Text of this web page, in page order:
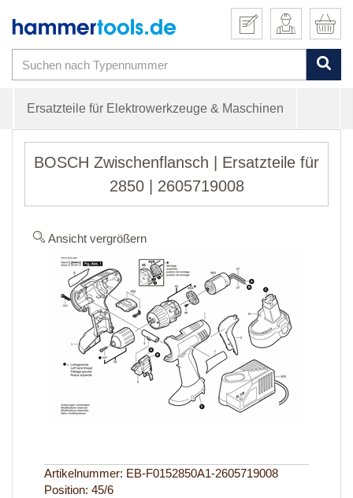
Ersatzteile für Elektrowerkzeuge & Maschinen
BOSCH Zwischenflansch | Ersatzteile für
2850 | 2605719008
Ansicht vergrößern
Artikelnummer: EB-F0152850A1-2605719008
Position: 45/6